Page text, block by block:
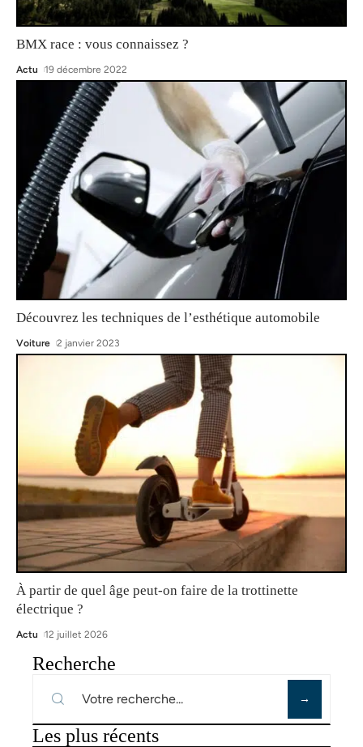
BMX race : vous connaissez ?
Actu 19 décembre 2022
Découvrez les techniques de l’esthétique automobile
Voiture 2 janvier 2023
À partir de quel âge peut-on faire de la trottinette
électrique ?
Actu 12 juillet 2026
Recherche
Les plus récents